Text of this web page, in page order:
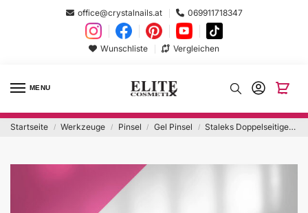
office@crystalnails.at 069911718347
Wunschliste Vergleichen
MENU
Startseite / Werkzeuge / Pinsel / Gel Pinsel / Staleks Doppelseitiger Pinsel